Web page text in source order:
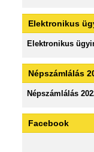
Elektronikus
Elektronikus
Népszámlálás
Népszámlálás
Facebook